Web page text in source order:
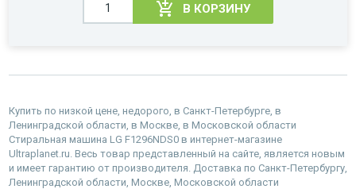
В КОРЗИНУ
Купить по низкой цене, недорого, в Санкт-Петербурге, в
Ленинградской области, в Москве, в Московской области
Стиральная машина LG F1296NDS0 в интернет-магазине
Ultraplanet.ru. Весь товар представленный на сайте, является новым
и имеет гарантию от производителя. Доставка по Санкт-Петербургу,
Ленинградской области, Москве, Московской области